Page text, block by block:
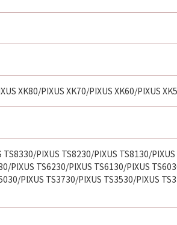
XK80/PIXUS XK70/PIXUS XK60/PIXUS
PIXUS TS8230/PIXUS TS8130/PIXUS
TS6230/PIXUS TS6130/PIXUS
PIXUS TS3730/PIXUS TS3530/PIXUS